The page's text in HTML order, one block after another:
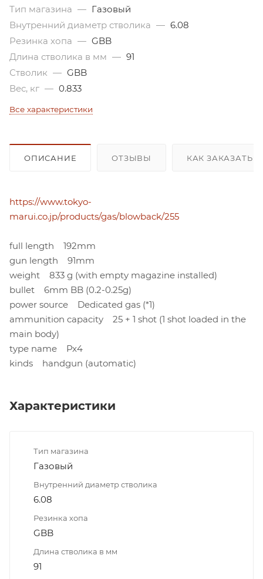
Тип магазина — Газовый
Внутренний диаметр стволика — 6.08
Резинка хопа — GBB
Длина стволика в мм — 91
Стволик — GBB
Вес, кг — 0.833
Все характеристики
ОПИСАНИЕ ОТЗЫВЫ КАК ЗАКАЗАТЬ
https://www.tokyo-
marui.co.jp/products/gas/blowback/255
full length 192mm
gun length 91mm
weight 833 g (with empty magazine installed)
bullet 6mm BB (0.2-0.25g)
power source Dedicated gas (*1)
ammunition capacity 25 + 1 shot (1 shot loaded in the
main body)
type name Px4
kinds handgun (automatic)
Характеристики
Тип магазина
Газовый
Внутренний диаметр стволика
6.08
Резинка хопа
GBB
Длина стволика в мм
91